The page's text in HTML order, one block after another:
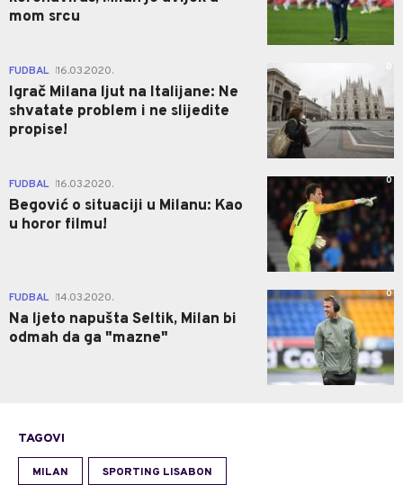
mom srcu
FUDBAL 16.03.2020.
Igrač Milana ljut na Italijane: Ne
shvatate problem i ne slijedite
propise!
0
FUDBAL 16.03.2020.
Begović o situaciji u Milanu: Kao
u horor filmu!
0
FUDBAL 14.03.2020.
Na ljeto napušta Seltik, Milan bi
odmah da ga "mazne"
0
TAGOVI
MILAN SPORTING LISABON